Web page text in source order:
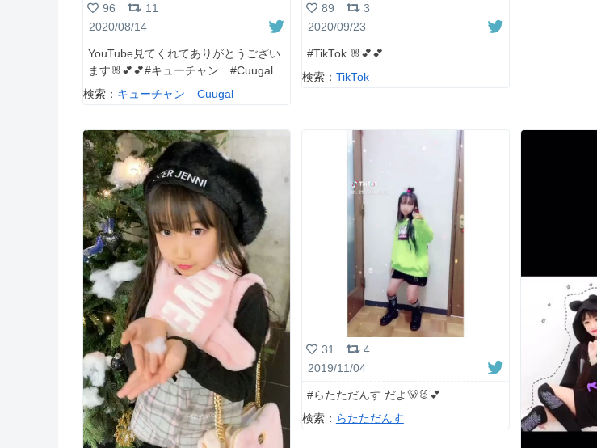
96
11
2020/08/14
YouTube見てくれてありがとうござい
ます🐰💕💕#キューチャン #Cuugal
検索： キューチャン Cuugal
89
3
2020/09/23
#TikTok 🐰💕💕
検索： TikTok
31
4
2019/11/04
#らたただんす だよ🐻🐰💕
検索： らたただんす